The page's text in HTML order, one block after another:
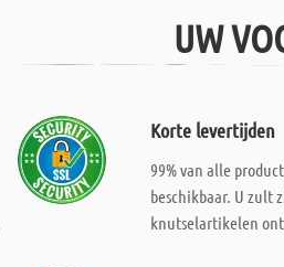
UW
Korte levertijden
99% van alle
beschikbaar. U zult
knutselartikelen